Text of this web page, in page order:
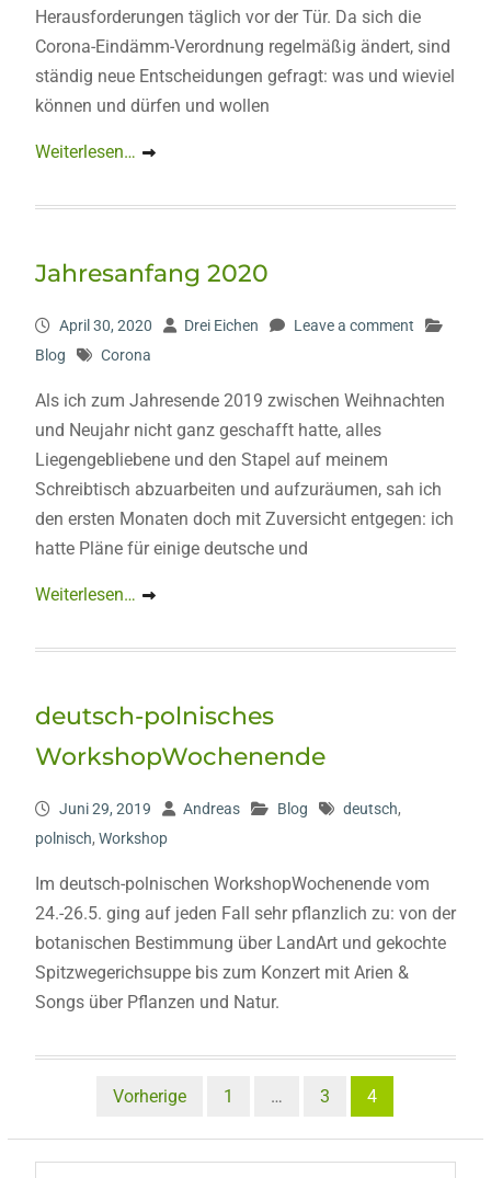
Herausforderungen täglich vor der Tür. Da sich die
Corona-Eindämm-Verordnung regelmäßig ändert, sind
ständig neue Entscheidungen gefragt: was und wieviel
können und dürfen und wollen
Weiterlesen…
Jahresanfang 2020
April 30, 2020 Drei Eichen
Leave a comment
Blog
Corona
Als ich zum Jahresende 2019 zwischen Weihnachten
und Neujahr nicht ganz geschafft hatte, alles
Liegengebliebene und den Stapel auf meinem
Schreibtisch abzuarbeiten und aufzuräumen, sah ich
den ersten Monaten doch mit Zuversicht entgegen: ich
hatte Pläne für einige deutsche und
Weiterlesen…
deutsch-polnisches
WorkshopWochenende
Juni 29, 2019 Andreas Blog deutsch,
polnisch, Workshop
Im deutsch-polnischen WorkshopWochenende vom
24.-26.5. ging auf jeden Fall sehr pflanzlich zu: von der
botanischen Bestimmung über LandArt und gekochte
Spitzwegerichsuppe bis zum Konzert mit Arien &
Songs über Pflanzen und Natur.
Seitennummerierung
der
Vorherige 1 … 3 4